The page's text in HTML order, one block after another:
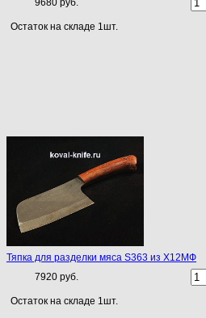
9680 руб.
Остаток на складе 1шт.
Тяпка для разделки мяса S363 из Х12МФ
7920 руб.
Остаток на складе 1шт.